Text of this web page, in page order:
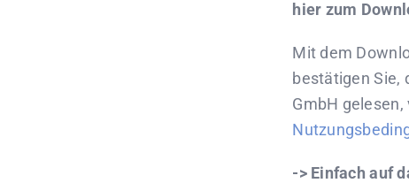
hier zum
Mit dem
bestätigen Sie,
GmbH
-> Einfach auf